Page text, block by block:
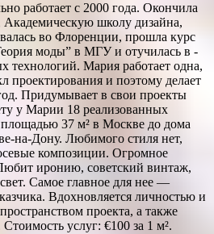
работает с 2000 года. Окончила
Академическую школу дизайна,
во Флоренции, прошла курс
моды” в МГУ и отучилась в
технологий. Мария работает одна,
проектирования и поэтому делает
Придумывает в свои проекты
у Марии 18 реализованных
37 м² в Москве до дома
на-Дону. Любимого стиля нет,
композиции. Огромное
иронию, советский винтаж,
Самое главное для нее —
Вдохновляется личностью и
проекта, а также
услуг: €100 за 1 м².